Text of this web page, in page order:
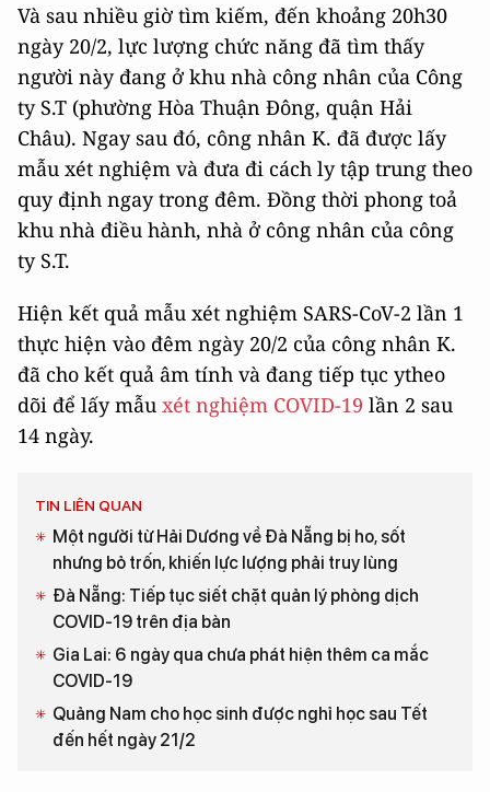
Và sau nhiều giờ tìm kiếm, đến khoảng 20h30
ngày 20/2, lực lượng chức năng đã tìm thấy
người này đang ở khu nhà công nhân của Công
ty S.T (phường Hòa Thuận Đông, quận Hải
Châu). Ngay sau đó, công nhân K. đã được lấy
mẫu xét nghiệm và đưa đi cách ly tập trung theo
quy định ngay trong đêm. Đồng thời phong toả
khu nhà điều hành, nhà ở công nhân của công
ty S.T.
Hiện kết quả mẫu xét nghiệm SARS-CoV-2 lần 1
thực hiện vào đêm ngày 20/2 của công nhân K.
đã cho kết quả âm tính và đang tiếp tục ytheo
dõi để lấy mẫu xét nghiệm COVID-19 lần 2 sau
14 ngày.
TIN LIÊN QUAN
Một người từ Hải Dương về Đà Nẵng bị ho, sốt
nhưng bỏ trốn, khiến lực lượng phải truy lùng
Đà Nẵng: Tiếp tục siết chặt quản lý phòng dịch
COVID-19 trên địa bàn
Gia Lai: 6 ngày qua chưa phát hiện thêm ca mắc
COVID-19
Quảng Nam cho học sinh được nghỉ học sau Tết
đến hết ngày 21/2